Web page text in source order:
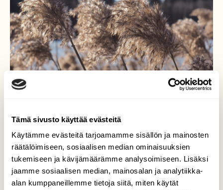
Tämä sivusto käyttää evästeitä
Käytämme evästeitä tarjoamamme sisällön ja mainosten
räätälöimiseen, sosiaalisen median ominaisuuksien
tukemiseen ja kävijämäärämme analysoimiseen. Lisäksi
jaamme sosiaalisen median, mainosalan ja analytiikka-
alan kumppaneillemme tietoja siitä, miten käytät
Kevättä ja valoa kohden...
..Merrasjärven upeita kaisloja kauniina
kevätpäivänä